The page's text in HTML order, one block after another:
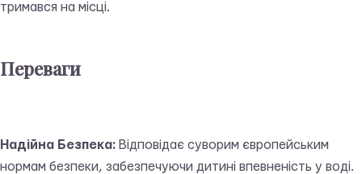
тримався на місці.
Переваги
Надійна Безпека: Відповідає суворим європейським
нормам безпеки, забезпечуючи дитині впевненість у воді.